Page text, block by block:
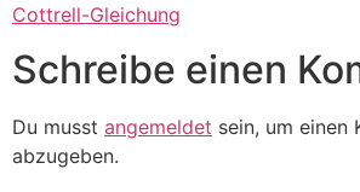
Cottrell-Gleichung
Schreibe einen
Du musst angemeldet sein, um einen
abzugeben.